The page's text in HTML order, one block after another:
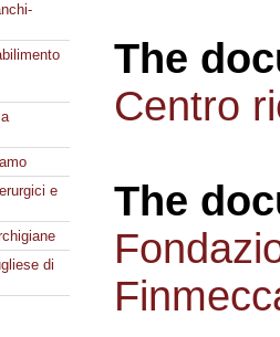
e
di
The
Centro
The